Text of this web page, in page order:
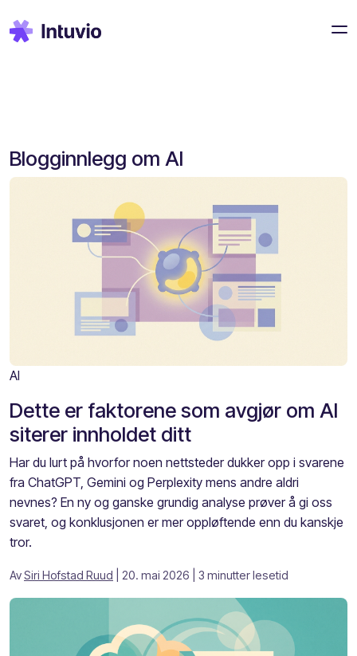
Blogginnlegg om AI
AI
Dette er faktorene som avgjør om AI
siterer innholdet ditt
Har du lurt på hvorfor noen nettsteder dukker opp i svarene
fra ChatGPT, Gemini og Perplexity mens andre aldri
nevnes? En ny og ganske grundig analyse prøver å gi oss
svaret, og konklusjonen er mer oppløftende enn du kanskje
tror.
AvSiri Hofstad Ruud | 20. mai 2026 | 3 minutter lesetid